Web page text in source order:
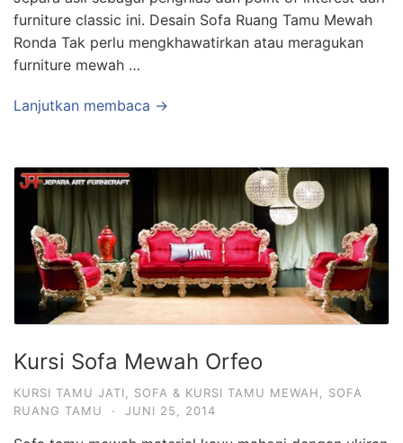
furniture classic ini. Desain Sofa Ruang Tamu Mewah
Ronda Tak perlu mengkhawatirkan atau meragukan
furniture mewah …
Lanjutkan membaca →
Kursi Sofa Mewah Orfeo
KURSI TAMU JATI, SOFA & KURSI TAMU MEWAH, SOFA
RUANG TAMU
· JUNI 25, 2014